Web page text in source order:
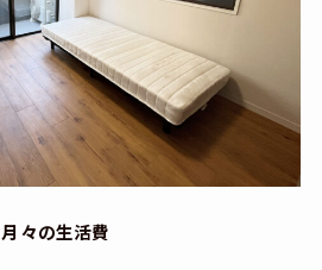
月々の生活費